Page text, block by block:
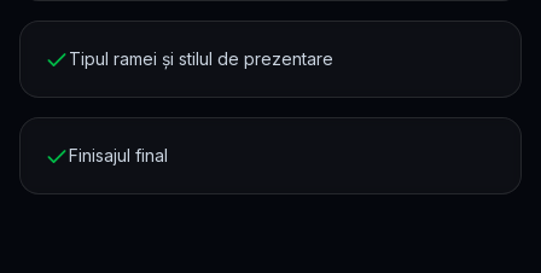
Tipul ramei și stilul de prezentare
Finisajul final